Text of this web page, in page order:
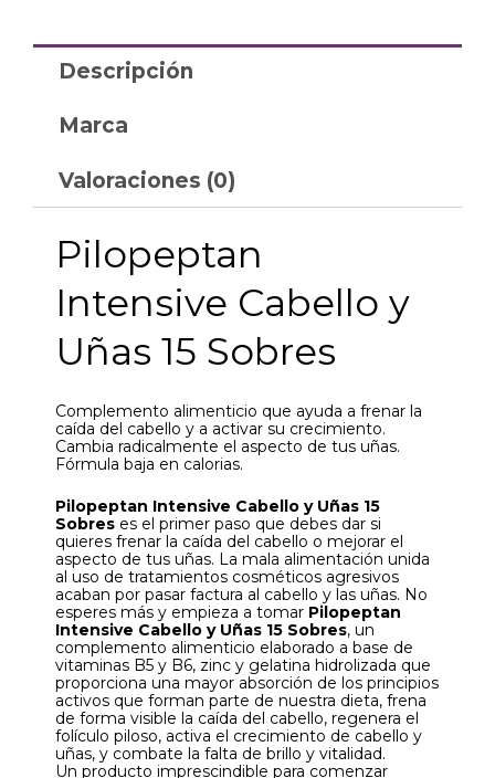
Descripción
Marca
Valoraciones (0)
Pilopeptan
Intensive Cabello y
Uñas 15 Sobres
Complemento alimenticio que ayuda a frenar la
caída del cabello y a activar su crecimiento.
Cambia radicalmente el aspecto de tus uñas.
Fórmula baja en calorias.
Pilopeptan Intensive Cabello y Uñas 15
Sobres es el primer paso que debes dar si
quieres frenar la caída del cabello o mejorar el
aspecto de tus uñas. La mala alimentación unida
al uso de tratamientos cosméticos agresivos
acaban por pasar factura al cabello y las uñas. No
esperes más y empieza a tomar Pilopeptan
Intensive Cabello y Uñas 15 Sobres, un
complemento alimenticio elaborado a base de
vitaminas B5 y B6, zinc y gelatina hidrolizada que
proporciona una mayor absorción de los principios
activos que forman parte de nuestra dieta, frena
de forma visible la caída del cabello, regenera el
folículo piloso, activa el crecimiento de cabello y
uñas, y combate la falta de brillo y vitalidad.
Un producto imprescindible para comenzar